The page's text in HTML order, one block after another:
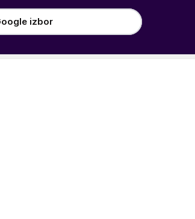
izbor